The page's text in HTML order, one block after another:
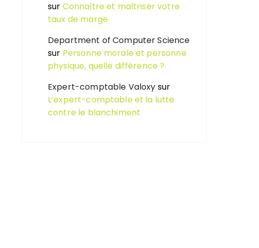
sur Connaître et maîtriser votre
taux de marge
Department of Computer Science
sur Personne morale et personne
physique, quelle différence ?
Expert-comptable Valoxy sur
L’expert-comptable et la lutte
contre le blanchiment